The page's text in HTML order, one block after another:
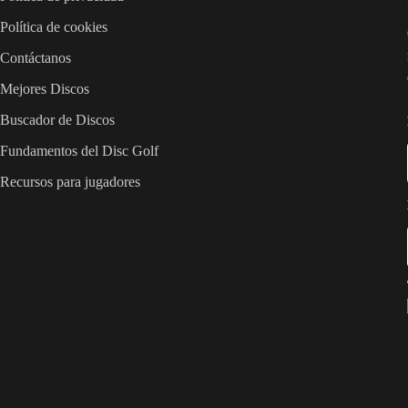
Política de cookies
Contáctanos
Mejores Discos
Buscador de Discos
Fundamentos del Disc Golf
Recursos para jugadores